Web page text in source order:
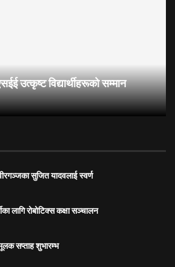
उत्कृष्ट विद्यार्थीहरूको सम्मान
सुजित यादवलाई स्वर्ण
लागि रोबोटिक्स कक्षा सञ्चालन
सप्ताह शुभारम्भ